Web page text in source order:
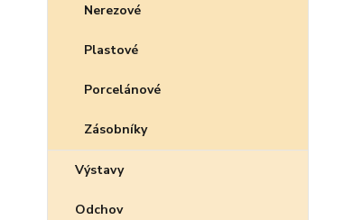
Nerezové
Plastové
Porcelánové
Zásobníky
Výstavy
Odchov